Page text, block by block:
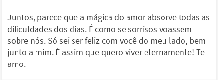
Juntos, parece que a mágica do amor absorve todas as
dificuldades dos dias. É como se sorrisos voassem
sobre nós. Só sei ser feliz com você do meu lado, bem
junto a mim. É assim que quero viver eternamente! Te
amo.